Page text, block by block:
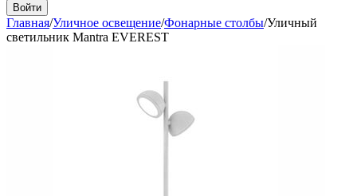
Войти
Главная/Уличное освещение/Фонарные столбы/Уличный
светильник Mantra EVEREST